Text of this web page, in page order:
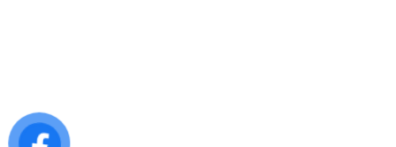
Website: https://asialab.com.vn/